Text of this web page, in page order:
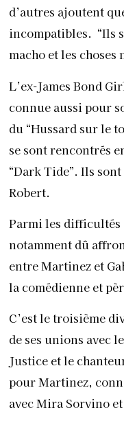
d’autres ajoutent
incompatibles. “Ils
macho et les
L’ex-James Bond
connue aussi pour
du “Hussard sur le
se sont rencontrés
“Dark Tide”. Ils
Robert.
Parmi les
notamment dû
entre Martinez et
la comédienne et
C’est le troisième
de ses unions avec
Justice et le
pour Martinez,
avec Mira Sorvino